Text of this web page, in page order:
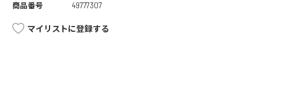
商品番号
49777307
マイリストに登録する